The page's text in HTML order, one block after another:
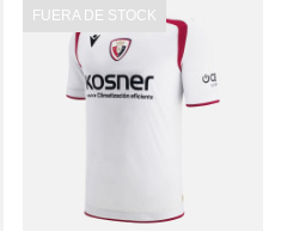
FUERA DE STOCK